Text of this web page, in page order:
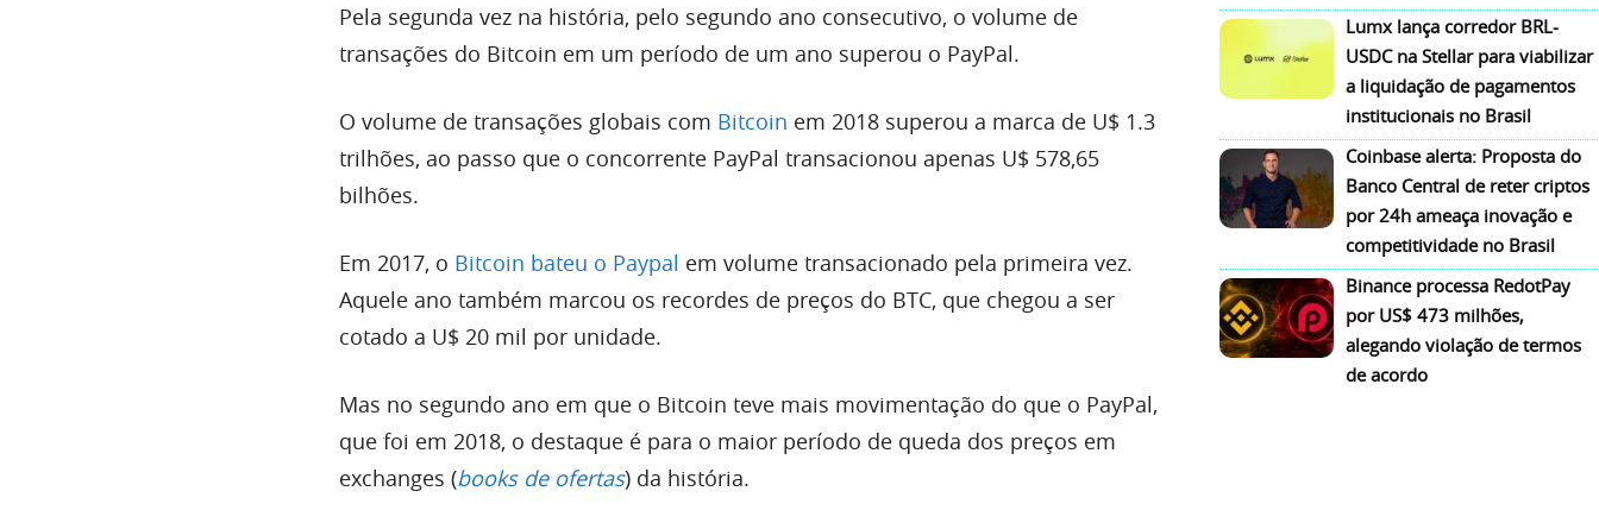
Pela segunda vez na história, pelo segundo ano consecutivo, o volume de
transações do Bitcoin em um período de um ano superou o PayPal.
O volume de transações globais com Bitcoin em 2018 superou a marca de U$ 1.3
trilhões, ao passo que o concorrente PayPal transacionou apenas U$ 578,65
bilhões.
Em 2017, o Bitcoin bateu o Paypal em volume transacionado pela primeira vez.
Aquele ano também marcou os recordes de preços do BTC, que chegou a ser
cotado a U$ 20 mil por unidade.
Mas no segundo ano em que o Bitcoin teve mais movimentação do que o PayPal,
que foi em 2018, o destaque é para o maior período de queda dos preços em
exchanges (books de ofertas) da história.
Lumx lança corredor BRL-
USDC na Stellar para viabilizar
a liquidação de pagamentos
institucionais no Brasil
Coinbase alerta: Proposta do
Banco Central de reter criptos
por 24h ameaça inovação e
competitividade no Brasil
Binance processa RedotPay
por US$ 473 milhões,
alegando violação de termos
de acordo